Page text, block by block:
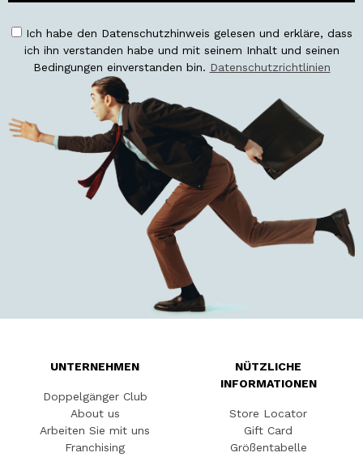
Ich habe den Datenschutzhinweis gelesen und erkläre, dass
ich ihn verstanden habe und mit seinem Inhalt und seinen
Bedingungen einverstanden bin. Datenschutzrichtlinien
UNTERNEHMEN
Doppelgänger Club
About us
Arbeiten Sie mit uns
Franchising
NÜTZLICHE
INFORMATIONEN
Store Locator
Gift Card
Größentabelle